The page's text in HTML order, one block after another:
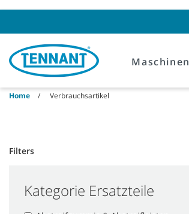
Maschinen
Home Verbrauchsartikel
Filters
Kategorie Ersatzteile